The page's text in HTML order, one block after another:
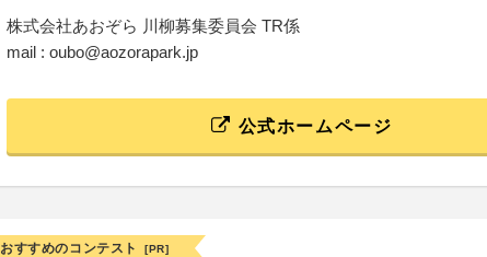
株式会社あおぞら 川柳募集委員会 TR係
mail : oubo@aozorapark.jp
公式ホームページ
おすすめのコンテスト [PR]